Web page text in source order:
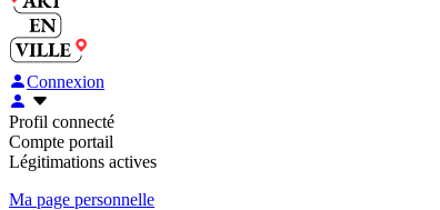
Connexion
Profil connecté
Compte portail
Légitimations actives
Ma page personnelle